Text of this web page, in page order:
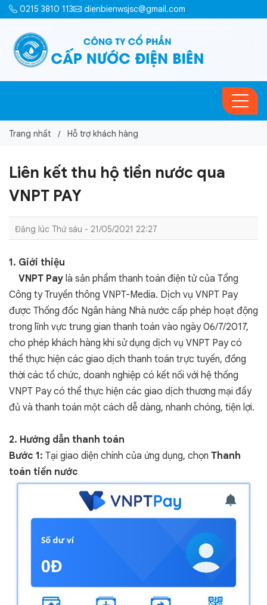
0215 3810 113 dienbienwsjsc@gmail.com
Trang nhất Hỗ trợ khách hàng
Liên kết thu hộ tiền nước qua
VNPT PAY
Đăng lúc Thứ sáu - 21/05/2021 22:27
1. Giới thiệu
VNPT Pay là sản phẩm thanh toán điện tử của Tổng
Công ty Truyền thông VNPT-Media. Dịch vụ VNPT Pay
được Thống đốc Ngân hàng Nhà nước cấp phép hoạt động
trong lĩnh vực trung gian thanh toán vào ngày 06/7/2017,
cho phép khách hàng khi sử dụng dịch vụ VNPT Pay có
thể thực hiện các giao dịch thanh toán trực tuyến, đồng
thời các tổ chức, doanh nghiệp có kết nối với hệ thống
VNPT Pay có thể thực hiện các giao dịch thương mại đầy
đủ và thanh toán một cách dễ dàng, nhanh chóng, tiện lợi.
2. Hướng dẫn thanh toán
Bước 1: Tại giao diện chính của ứng dụng, chọn Thanh
toán tiền nước